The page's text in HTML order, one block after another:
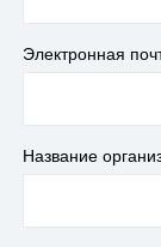
Электронная
Название